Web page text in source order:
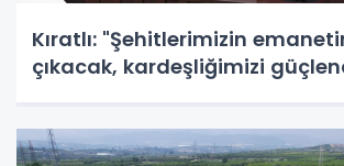
Kıratlı: "Şehitlerimizin
çıkacak, kardeşliğimizi